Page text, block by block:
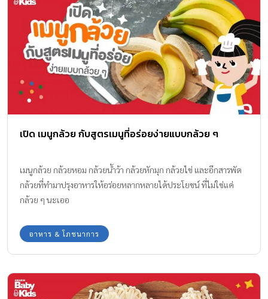
เปิด เมนูกล้วย กับสูตรเมนูที่อร่อยง่ายแบบกล้วย ๆ
เมนูกล้วย กล้วยหอม กล้วยน้ำว้า กล้วยหักมุก กล้วยไข่ และอีกสารพัด
กล้วยที่ทำมาปรุงอาหารให้อร่อยหลากหลายได้ประโยชน์ ที่ไม่ใช่แค่
กล้วย ๆ นะเออ
อาหาร & โภชนาการ